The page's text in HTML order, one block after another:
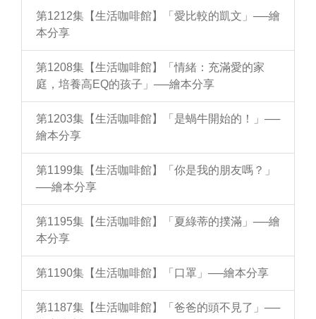
第1212集【生活咖啡館】「愛比較的凱文」──繪
本分享
第1208集【生活咖啡館】「情緒：充滿愛的家
庭，培養高EQ的孩子」──繪本分享
第1203集【生活咖啡館】「是蝸牛開始的！」──
繪本分享
第1199集【生活咖啡館】「你是我的朋友嗎？」
──繪本分享
第1195集【生活咖啡館】「夏綠蒂的撲滿」──繪
本分享
第1190集【生活咖啡館】「口罩」──繪本分享
第1187集【生活咖啡館】「爸爸的頭不見了」──